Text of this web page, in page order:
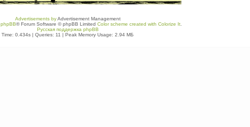
Advertisements byAdvertisement Management
phpBB® Forum Software © phpBB Limited Color scheme created with Colorize It
Русская поддержка phpBB
Time: 0.434s | Queries: 11 | Peak Memory Usage: 2.94 МБ